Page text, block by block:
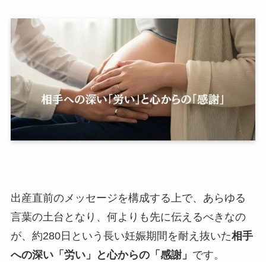
出産直前のメッセージを構成する上で、あらゆる
言葉の土台となり、何よりも先に伝えるべきなの
が、約280日という長い妊娠期間を耐え抜いた相手
への深い「労い」と心からの「感謝」 です。